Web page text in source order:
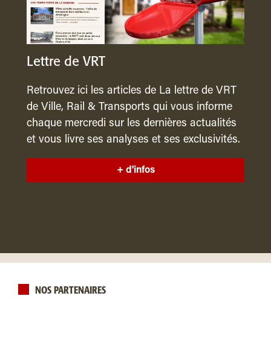
Lettre de VRT
Retrouvez ici les articles de La lettre de VRT
de Ville, Rail & Transports qui vous informe
chaque mercredi sur les dernières actualités
et vous livre ses analyses et ses exclusivités.
+ d'infos
NOS PARTENAIRES